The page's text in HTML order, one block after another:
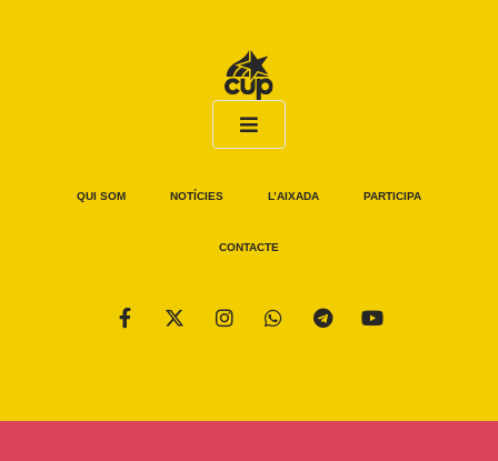
QUI SOM NOTÍCIES L’AIXADA PARTICIPA
CONTACTE